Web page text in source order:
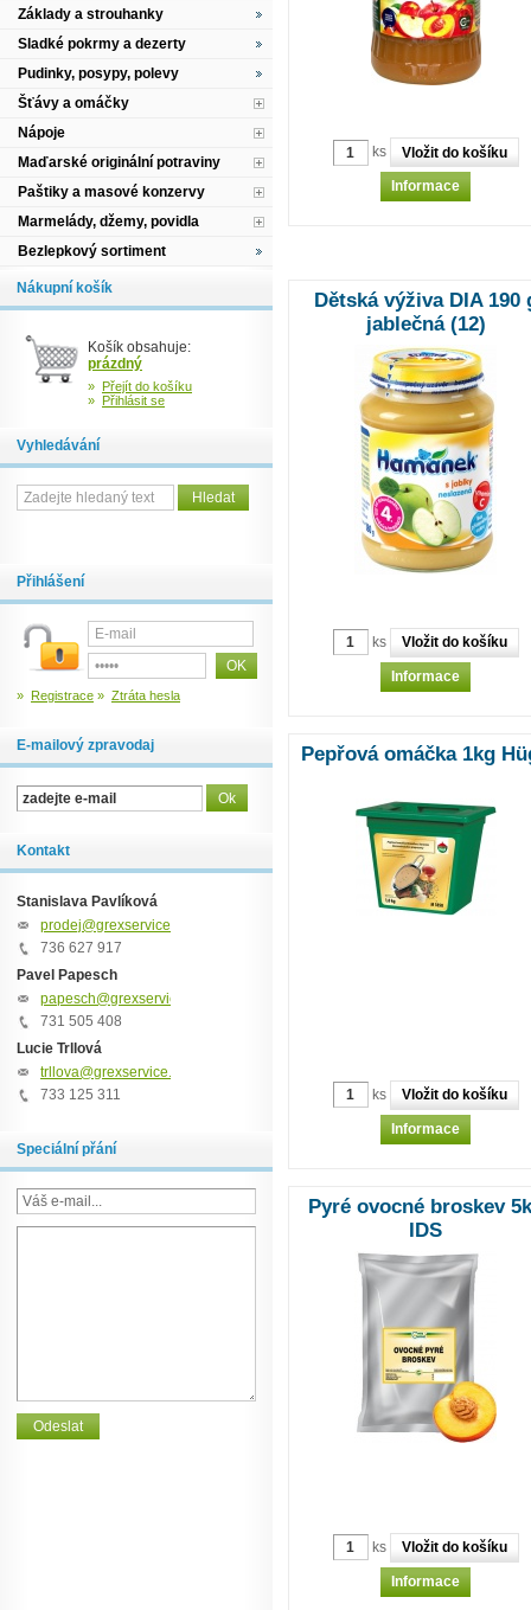
ks
Informace
Dětská výživa DIA 190
jablečná (12)
ks
Informace
Pepřová omáčka 1kg
ks
Informace
Pyré ovocné broskev
IDS
ks
Informace
Základy a strouhanky
Sladké pokrmy a dezerty
Pudinky, posypy, polevy
Šťávy a omáčky
Nápoje
Maďarské originální potraviny
Paštiky a masové konzervy
Marmelády, džemy, povidla
Bezlepkový sortiment
Nákupní košík
Košík obsahuje:
prázdný
» Přejít do košíku
» Přihlásit se
Vyhledávání
Přihlášení
» Registrace » Ztráta hesla
E-mailový zpravodaj
Kontakt
Stanislava Pavlíková
prodej@grexservice.cz
736 627 917
Pavel Papesch
papesch@grexservice.cz
731 505 408
Lucie Trllová
trllova@grexservice.cz
733 125 311
Speciální přání